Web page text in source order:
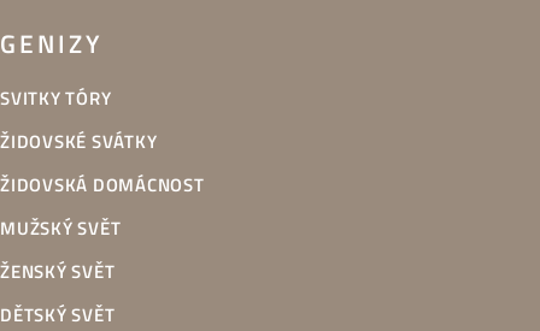
GENIZY
SVITKY TÓRY
ŽIDOVSKÉ SVÁTKY
ŽIDOVSKÁ DOMÁCNOST
MUŽSKÝ SVĚT
ŽENSKÝ SVĚT
DĚTSKÝ SVĚT